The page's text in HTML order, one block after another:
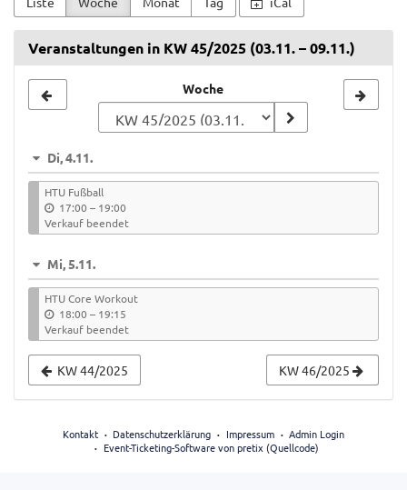
Veranstaltungen in KW 45/2025 (03.11. – 09.11.)
zur
auswählen
Woche
Di, 4.11.
HTU Fußball
17:00 –b
i
s
19:00
Verkauf beendet
Mi, 5.11.
HTU Core Workout
18:00 –b
i
s
19:15
Verkauf beendet
KW 44/2025 KW 46/2025
Kontakt Datenschutzerklärung Impressum
Admin Login
Event-Ticketing-Software von pretix (Quellcode)